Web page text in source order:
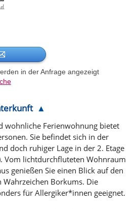
in der Anfrage angezeigt
wohnliche Ferienwohnung bietet
Sie befindet sich in der
doch ruhiger Lage in der 2. Etage
Vom lichtdurchfluteten Wohnraum
genießen Sie einen Blick auf den
Borkums. Die
für Allergiker*innen geeignet.